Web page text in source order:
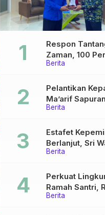
Berita
Respon
Zaman, 100
Medsos
Pelatihan
Berita
Pelantikan
Ma’arif
Ma’arif NU
Kepemimpinan
Berita
Estafet
Berlanjut, Sri
Susilowati
Berita
Perkuat
Ramah Santri,
Gelar ‘Sambang